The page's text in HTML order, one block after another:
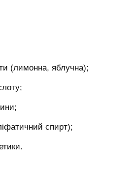
(лимонна, яблучна);
спирт);